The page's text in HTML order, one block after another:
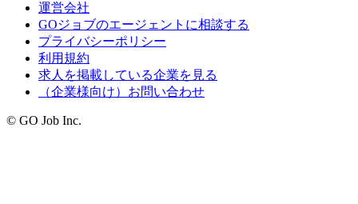
運営会社
GOジョブのエージェントに相談する
プライバシーポリシー
利用規約
求人を掲載している企業を見る
（企業様向け）お問い合わせ
© GO Job Inc.